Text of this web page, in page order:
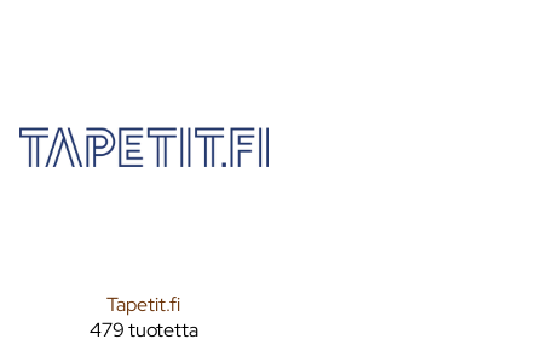
Tapetit.fi
479 tuotetta